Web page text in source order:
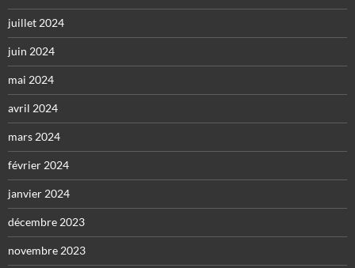
juillet 2024
juin 2024
mai 2024
avril 2024
mars 2024
février 2024
janvier 2024
décembre 2023
novembre 2023